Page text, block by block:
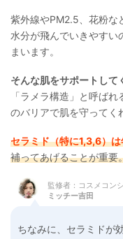
紫外線やPM2.5、花粉な
水分が飛んでいきやすい
まいます。
そんな肌をサポートして
「ラメラ構造」と呼ば
のバリアで肌を守ってく
セラミド（特に1,3,6）
補ってあげることが重要
監修者：コスメコン
ミッチー吉田
ちなみに、セラミドが